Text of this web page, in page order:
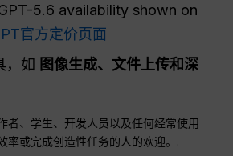
5.6 availability shown on
官方定价页面
，如 图像生成、文件上传和深
者、学生、开发人员以及任何经常使用
率或完成创造性任务的人的欢迎。.